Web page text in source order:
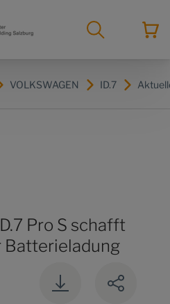
VOLKSWAGEN ID.7
Pro S schafft
Batterieladung